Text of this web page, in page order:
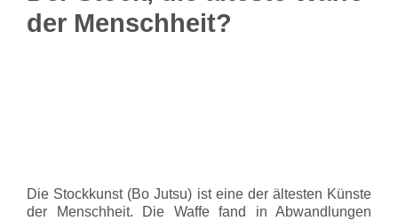
der Menschheit?
Die Stockkunst (Bo Jutsu) ist eine der ältesten Künste
der Menschheit. Die Waffe fand in Abwandlungen